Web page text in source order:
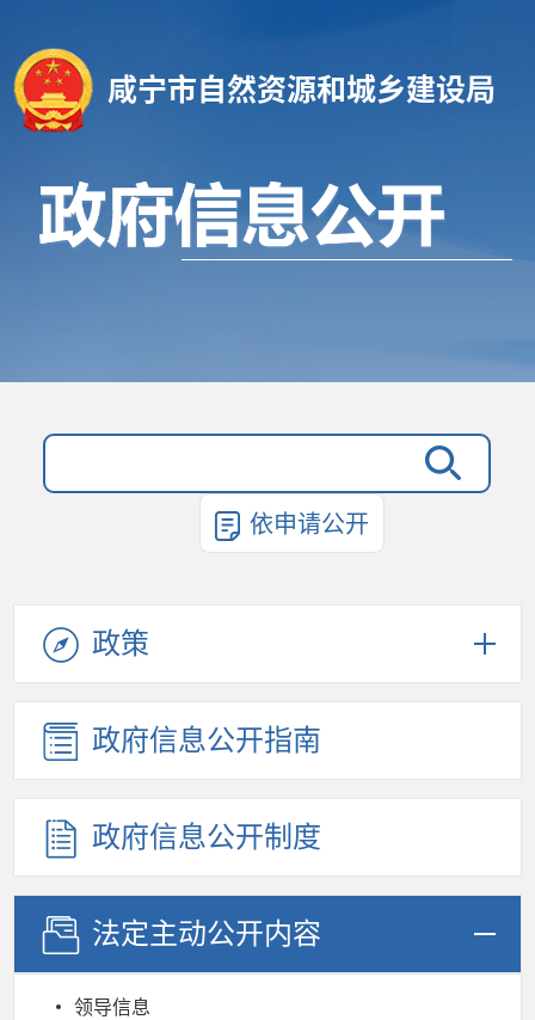
咸宁市自然资源和城乡建设局
依申请公开
政策
政府信息公开指南
政府信息公开制度
法定主动公开内容
领导信息